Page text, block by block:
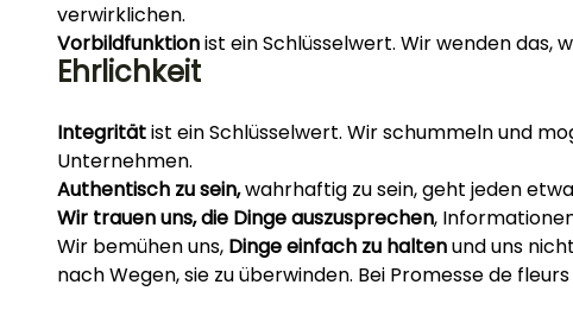
verwirklichen.
Vorbildfunktionist ein Schlüsselwert. Wir wenden das,
Ehrlichkeit
Integritätist ein Schlüsselwert. Wir schummeln und
Unternehmen.
Authentisch zu sein,wahrhaftig zu sein, geht jeden
Wir trauen uns, die Dinge auszusprechen,
Wir bemühen uns, Dinge einfach zu haltenund uns
nach Wegen, sie zu überwinden. Bei Promesse de